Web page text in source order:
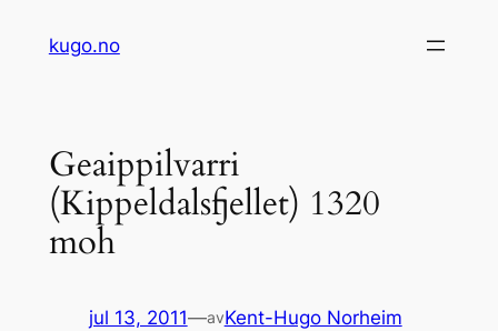
kugo.no
Geaippilvarri
(Kippeldalsfjellet) 1320
moh
jul 13, 2011—avKent-Hugo Norheim